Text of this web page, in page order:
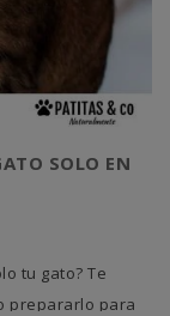
SOLO EN
tu gato? Te
prepararlo para